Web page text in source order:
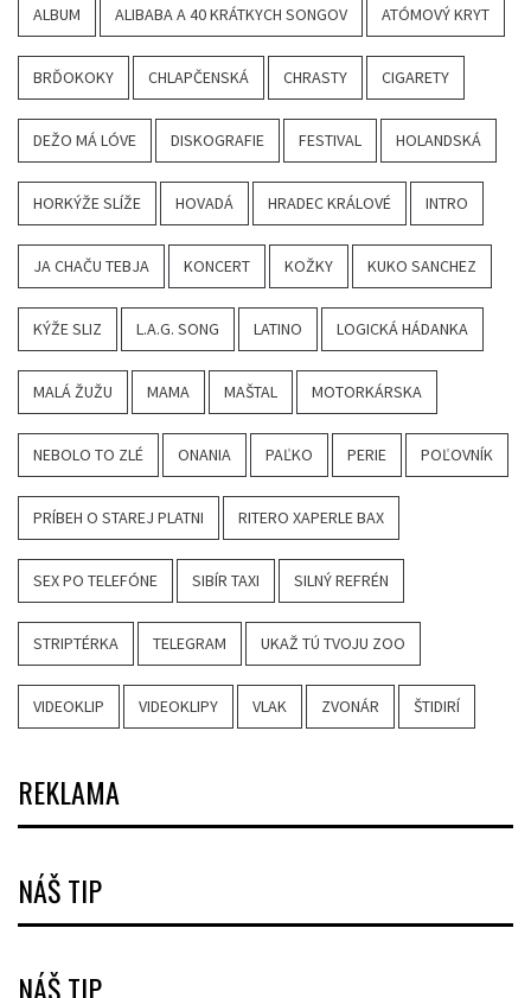
ALBUM ALIBABA A 40 KRÁTKYCH SONGOV ATÓMOVÝ KRYT
BRĎOKOKY CHLAPČENSKÁ CHRASTY CIGARETY
DEŽO MÁ LÓVE DISKOGRAFIE FESTIVAL HOLANDSKÁ
HORKÝŽE SLÍŽE HOVADÁ HRADEC KRÁLOVÉ INTRO
JA CHAČU TEBJA KONCERT KOŽKY KUKO SANCHEZ
KÝŽE SLIZ L.A.G. SONG LATINO LOGICKÁ HÁDANKA
MALÁ ŽUŽU MAMA MAŠTAL MOTORKÁRSKA
NEBOLO TO ZLÉ ONANIA PAĽKO PERIE POĽOVNÍK
PRÍBEH O STAREJ PLATNI RITERO XAPERLE BAX
SEX PO TELEFÓNE SIBÍR TAXI SILNÝ REFRÉN
STRIPTÉRKA TELEGRAM UKAŽ TÚ TVOJU ZOO
VIDEOKLIP VIDEOKLIPY VLAK ZVONÁR ŠTIDIRÍ
REKLAMA
NÁŠ TIP
NÁŠ TIP